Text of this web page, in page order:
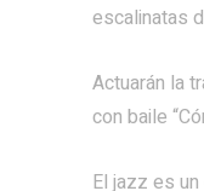
escalinatas
Actuarán la
con baile
El jazz es